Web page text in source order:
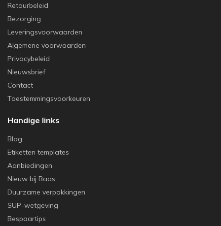
Retourbeleid
Bezorging
Leveringsvoorwaarden
Algemene voorwaarden
Privacybeleid
Nieuwsbrief
Contact
Toestemmingsvoorkeuren
Handige links
Blog
Etiketten templates
Aanbiedingen
Nieuw bij Baas
Duurzame verpakkingen
SUP-wetgeving
Bespaartips